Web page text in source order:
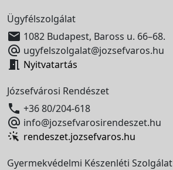
Ügyfélszolgálat
 1082 Budapest, Baross u. 66–68.
 ugyfelszolgalat@jozsefvaros.hu
 Nyitvatartás
Józsefvárosi Rendészet
 +36 80/204-618
 info@jozsefvarosirendeszet.hu
rendeszet.jozsefvaros.hu
Gyermekvédelmi Készenléti Szolgálat